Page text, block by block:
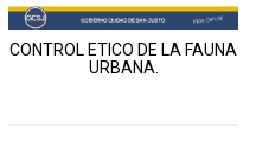
CONTROL ETICO DE LA FAUNA
URBANA.